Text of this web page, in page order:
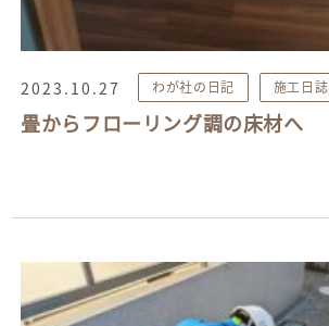
2023.10.27 わが社の日記 施工日誌
畳からフローリング調の床材へ